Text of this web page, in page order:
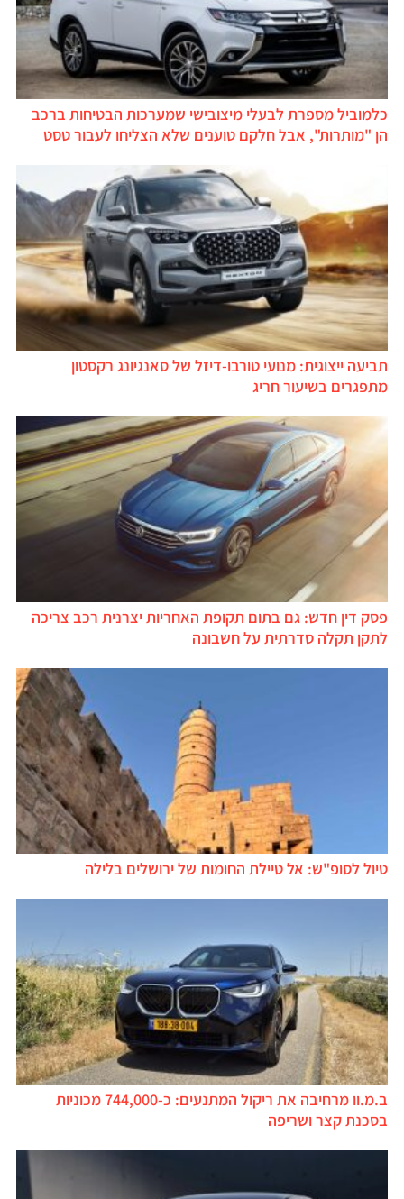
כלמוביל מספרת לבעלי מיצובישי שמערכות הבטיחות ברכב
הן "מותרות", אבל חלקם טוענים שלא הצליחו לעבור טסט
תביעה ייצוגית: מנועי טורבו-דיזל של סאנגיונג רקסטון
מתפגרים בשיעור חריג
פסק דין חדש: גם בתום תקופת האחריות יצרנית רכב צריכה
לתקן תקלה סדרתית על חשבונה
טיול לסופ"ש: אל טיילת החומות של ירושלים בלילה
ב.מ.וו מרחיבה את ריקול המתנעים: כ-744,000 מכוניות
בסכנת קצר ושריפה